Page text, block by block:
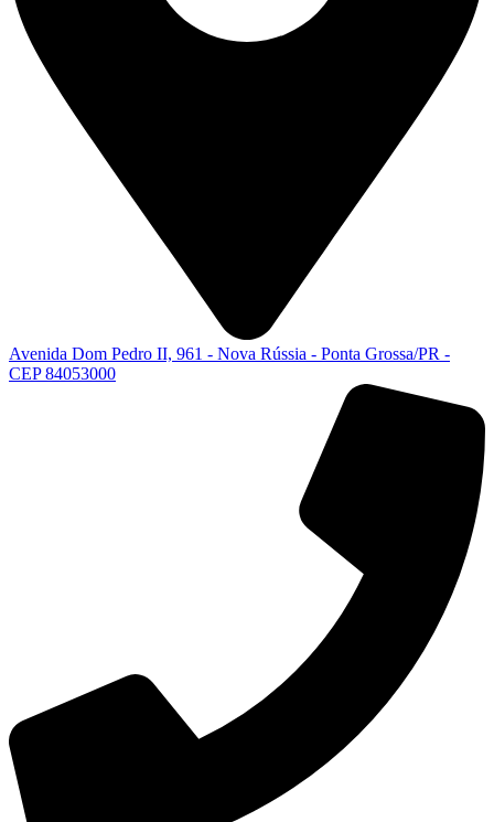
Avenida Dom Pedro II, 961 - Nova Rússia - Ponta Grossa/PR -
CEP 84053000